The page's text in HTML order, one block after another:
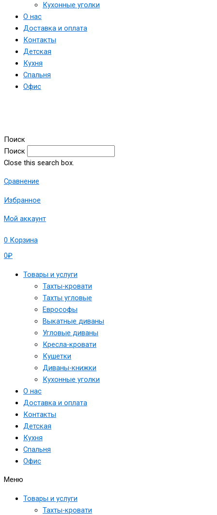
Кухонные уголки
О нас
Доставка и оплата
Контакты
Детская
Кухня
Спальня
Офис
Поиск
Поиск
Close this search box.
Сравнение
Избранное
Мой аккаунт
0₽
0 Корзина
Товары и услуги
Тахты-кровати
Тахты угловые
Еврософы
Выкатные диваны
Угловые диваны
Кресла-кровати
Кушетки
Диваны-книжки
Кухонные уголки
О нас
Доставка и оплата
Контакты
Детская
Кухня
Спальня
Офис
Меню
Товары и услуги
Тахты-кровати